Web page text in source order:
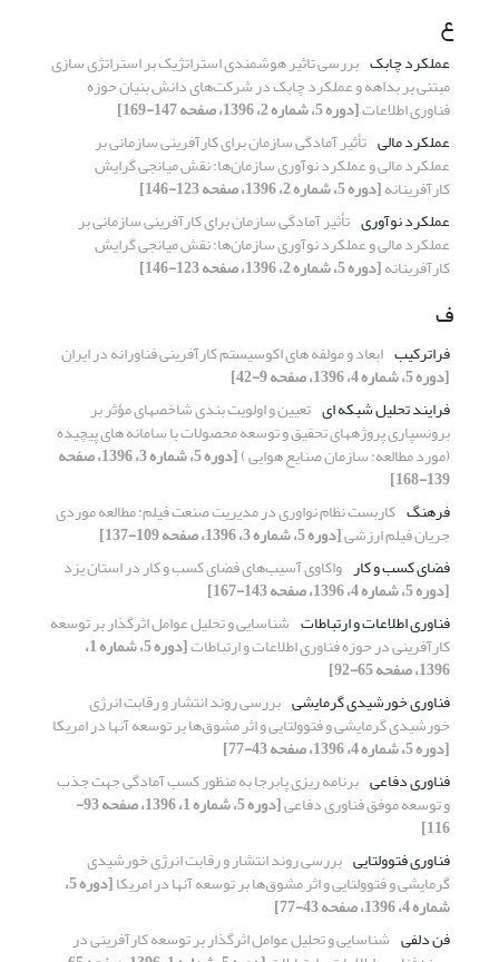
ع
عملکرد چابک بررسی تاثیر هوشمندی استراتژیک بر استراتژی سازی
مبتنی بر بداهه و عملکرد چابک در شرکت‌های دانش بنیان حوزه
فناوری اطلاعات[دوره 5، شماره 2، 1396، صفحه 147-169]
عملکرد مالی تأثیر آمادگی سازمان برای کارآفرینی سازمانی بر
عملکرد مالی و عملکرد نوآوری سازمان‌ها: نقش میانجی گرایش
کارآفرینانه[دوره 5، شماره 2، 1396، صفحه 123-146]
عملکرد نوآوری تأثیر آمادگی سازمان برای کارآفرینی سازمانی بر
عملکرد مالی و عملکرد نوآوری سازمان‌ها: نقش میانجی گرایش
کارآفرینانه[دوره 5، شماره 2، 1396، صفحه 123-146]
ف
فراترکیب ابعاد و مولفه های اکوسیستم کارآفرینی فناورانه در ایران
[دوره 5، شماره 4، 1396، صفحه 9-42]
فرایند تحلیل شبکه ای تعیین و اولویت ‏بندی شاخص‏های مؤثر بر
برونسپاری پروژه‏های تحقیق و توسعه محصولات با سامانه های پیچیده
(مورد مطالعه: سازمان صنایع هوایی ) [دوره 5، شماره 3، 1396، صفحه
139-168]
فرهنگ کاربست نظام نواوری در مدیریت صنعت فیلم: مطالعه موردی
جریان فیلم ارزشی[دوره 5، شماره 3، 1396، صفحه 109-137]
فضای کسب و کار واکاوی آسیب‌های فضای کسب و کار در استان یزد
[دوره 5، شماره 4، 1396، صفحه 143-167]
فناوری اطلاعات و ارتباطات شناسایی و تحلیل عوامل اثرگذار بر توسعه
کارآفرینی در حوزه فناوری اطلاعات و ارتباطات [دوره 5، شماره 1،
1396، صفحه 65-92]
فناوری خورشیدی گرمایشی بررسی روند انتشار و رقابت انرژی
خورشیدی گرمایشی و فتوولتایی و اثر مشوق‌ها بر توسعه آنها در امریکا
[دوره 5، شماره 4، 1396، صفحه 43-77]
فناوری دفاعی برنامه ریزی پابرجا به منظور کسب آمادگی جهت جذب
و توسعه موفق فناوری دفاعی [دوره 5، شماره 1، 1396، صفحه 93-
116]
فناوری فتوولتایی بررسی روند انتشار و رقابت انرژی خورشیدی
گرمایشی و فتوولتایی و اثر مشوق‌ها بر توسعه آنها در امریکا [دوره 5،
شماره 4، 1396، صفحه 43-77]
فن دلفی شناسایی و تحلیل عوامل اثرگذار بر توسعه کارآفرینی در